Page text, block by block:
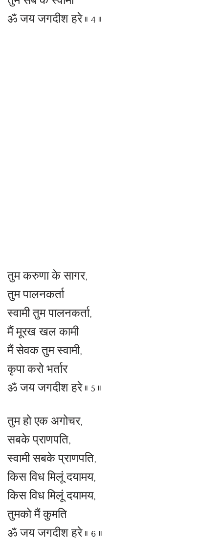
ॐ जय जगदीश हरे ॥ 4 ॥
तुम करुणा के सागर,
तुम पालनकर्ता
स्वामी तुम पालनकर्ता,
मैं मूरख खल कामी
मैं सेवक तुम स्वामी,
कृपा करो भर्तार
ॐ जय जगदीश हरे ॥ 5 ॥
तुम हो एक अगोचर,
सबके प्राणपति,
स्वामी सबके प्राणपति,
किस विध मिलूं दयामय,
किस विध मिलूं दयामय,
तुमको मैं कुमति
ॐ जय जगदीश हरे ॥ 6 ॥